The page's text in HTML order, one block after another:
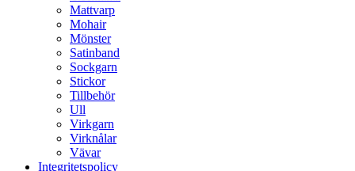
Mattvarp
Mohair
Mönster
Satinband
Sockgarn
Stickor
Tillbehör
Ull
Virkgarn
Virknålar
Vävar
Integritetspolicy